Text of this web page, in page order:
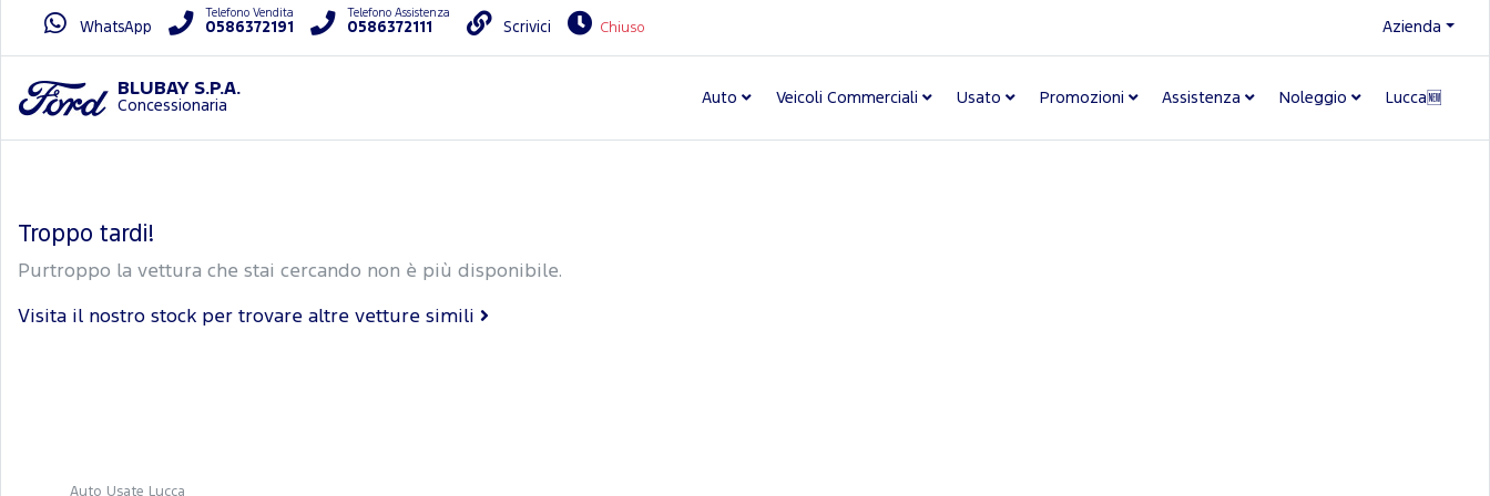
WhatsApp
Telefono Vendita
0586372191
Telefono Assistenza
0586372111 Scrivici Chiuso Azienda
BLUBAY S.P.A.
Concessionaria Auto Veicoli Commerciali Usato Promozioni Assistenza Noleggio Lucca🆕
Troppo tardi!
Purtroppo la vettura che stai cercando non è più disponibile.
Visita il nostro stock per trovare altre vetture simili
Auto Usate Lucca